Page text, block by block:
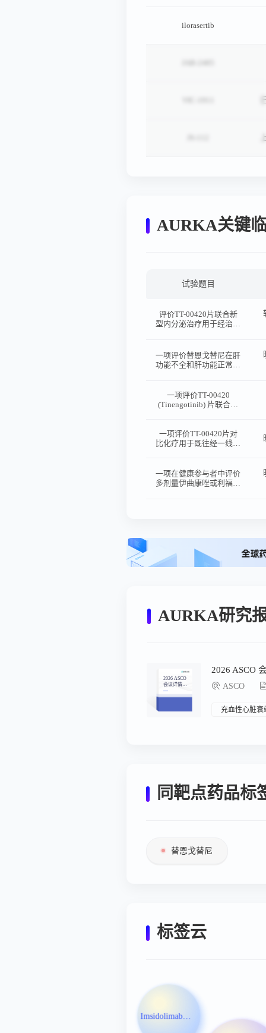
ilorasertib
AURKA关键
试验题目
评价TT-00420片联合新
型内分泌治疗用于经治后
者的安全性、疗效及药代
动力学的开放、多中心、
Ⅱ期临床研究
一项评价替恩戈替尼在肝
功能不全和肝功能正常参
给药、平行分组的I期临
床研究
一项评价TT-00420
(Tinengotinib) 片联合氟
且人表皮生长因子受体
2(HER-2) 阴性或低表达
动力学的开放、多中心、
II 期临床研究
一项评价TT-00420片对
比化疗用于既往经一线系
排或突变的、手术不可切
除的晚期或转移性肝内胆
一项在健康参与者中评价
多剂量伊曲康唑或利福平
AURKA研究
2026 ASCO
会议详情汇
总
2026 ASCO
ASCO
充血性心脏衰
同靶点药品标
替恩戈替尼
标签云
Imsidolimab注射液